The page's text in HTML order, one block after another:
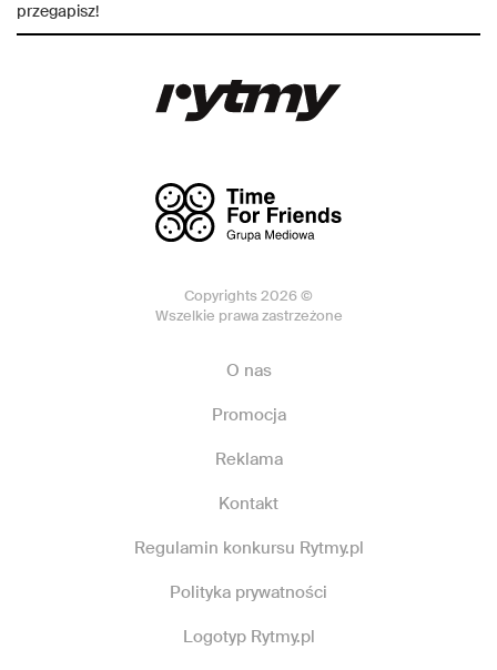
przegapisz!
Copyrights 2026 ©
Wszelkie prawa zastrzeżone
O nas
Promocja
Reklama
Kontakt
Regulamin konkursu Rytmy.pl
Polityka prywatności
Logotyp Rytmy.pl